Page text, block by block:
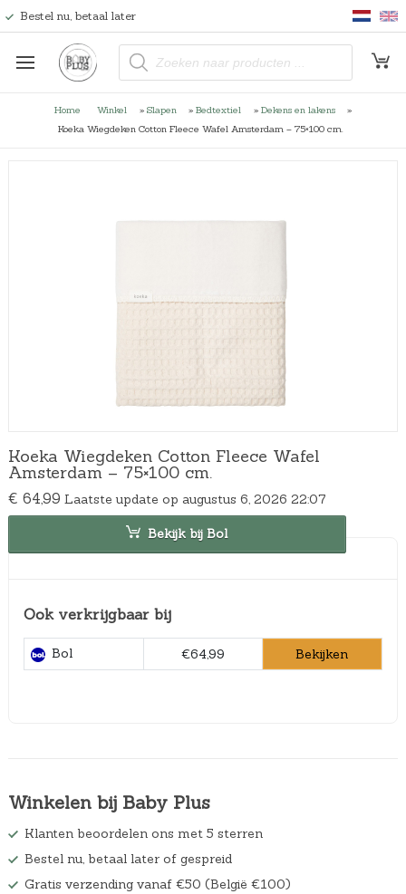
Bestel nu, betaal later
P
o
c
t
Home Winkel » Slapen » Bedtextiel » Dekens en lakens
»
Koeka Wiegdeken Cotton Fleece Wafel Amsterdam – 75×100 cm.
Koeka Wiegdeken Cotton Fleece Wafel
Amsterdam – 75×100 cm.
€ 64,99 Laatste update op augustus 6, 2026 22:07
Bekijk bij Bol
Ook verkrijgbaar bij
Bol €64,99 Bekijken
Winkelen bij Baby Plus
Klanten beoordelen ons met 5 sterren
Bestel nu, betaal later of gespreid
Gratis verzending vanaf €50 (België €100)